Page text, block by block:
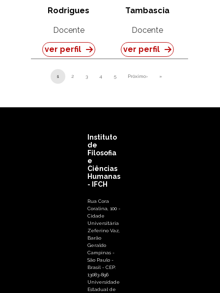
Rodrigues
Docente
ver perfil
Tambascia
Docente
ver perfil
Paginação
1 2 3 4 5 Próximo›
Próxima página
»
Última página
Instituto
de
Filosofia
e
Ciências
Humanas
- IFCH
Rua Cora
Coralina, 100 -
Cidade
Universitária
Zeferino Vaz,
Barão
Geraldo
Campinas -
São Paulo -
Brasil - CEP:
13083-896
Universidade
Estadual de